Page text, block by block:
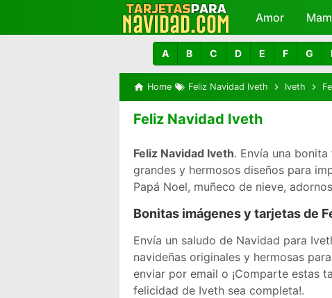
Amor
A B C D E F G
Home Feliz Navidad Iveth Iveth
Feliz Navidad Iveth
Feliz Navidad Iveth. Envía una
grandes y hermosos diseños para
Papá Noel, muñeco de nieve,
Bonitas imágenes y tarjetas de
Envía un saludo de Navidad para
navideñas originales y hermosas
enviar por email o ¡Comparte estas
felicidad de Iveth sea completa!.